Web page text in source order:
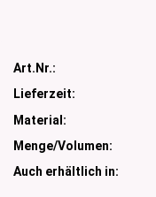
Art.Nr.:
Lieferzeit:
Material:
Menge/Volumen:
Auch erhältlich in: